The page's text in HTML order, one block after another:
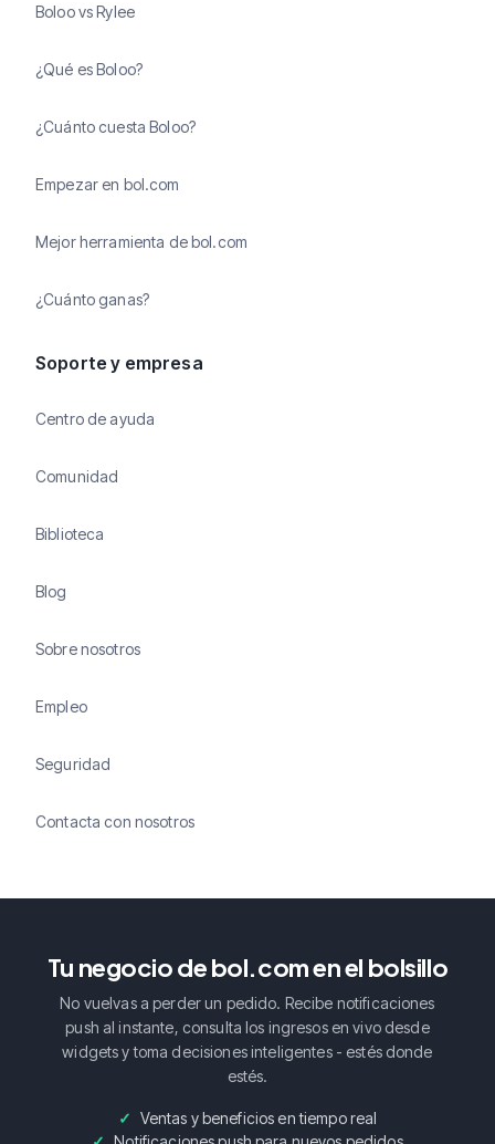
Boloo vs Rylee
¿Qué es Boloo?
¿Cuánto cuesta Boloo?
Empezar en bol.com
Mejor herramienta de bol.com
¿Cuánto ganas?
Soporte y empresa
Centro de ayuda
Comunidad
Biblioteca
Blog
Sobre nosotros
Empleo
Seguridad
Contacta con nosotros
Tu negocio de bol.com en el bolsillo
No vuelvas a perder un pedido. Recibe notificaciones
push al instante, consulta los ingresos en vivo desde
widgets y toma decisiones inteligentes - estés donde
estés.
Ventas y beneficios en tiempo real